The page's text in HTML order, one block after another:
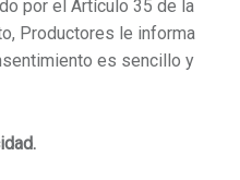
por el Artículo 35 de la
Productores le informa
es sencillo y